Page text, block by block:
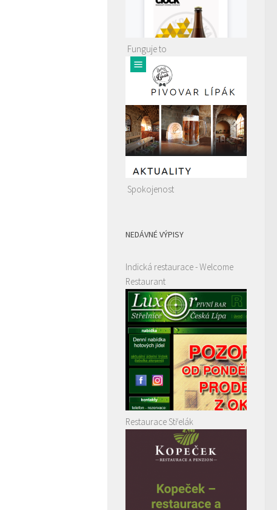
Funguje to
Spokojenost
NEDÁVNÉ VÝPISY
Indická restaurace - Welcome
Restaurant
Restaurace Střelák